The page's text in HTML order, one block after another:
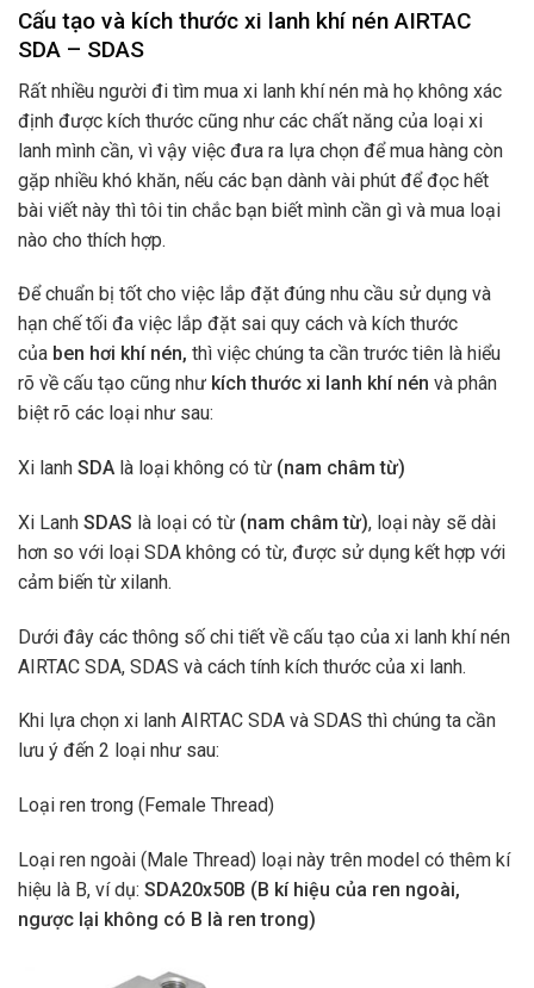
Cấu tạo và kích thước xi lanh khí nén AIRTAC
SDA – SDAS
Rất nhiều người đi tìm mua xi lanh khí nén mà họ không xác
định được kích thước cũng như các chất năng của loại xi
lanh mình cần, vì vậy việc đưa ra lựa chọn để mua hàng còn
gặp nhiều khó khăn, nếu các bạn dành vài phút để đọc hết
bài viết này thì tôi tin chắc bạn biết mình cần gì và mua loại
nào cho thích hợp.
Để chuẩn bị tốt cho việc lắp đặt đúng nhu cầu sử dụng và
hạn chế tối đa việc lắp đặt sai quy cách và kích thước
của ben hơi khí nén, thì việc chúng ta cần trước tiên là hiểu
rõ về cấu tạo cũng như kích thước xi lanh khí nén và phân
biệt rõ các loại như sau:
Xi lanh SDA là loại không có từ (nam châm từ)
Xi Lanh SDAS là loại có từ (nam châm từ), loại này sẽ dài
hơn so với loại SDA không có từ, được sử dụng kết hợp với
cảm biến từ xilanh.
Dưới đây các thông số chi tiết về cấu tạo của xi lanh khí nén
AIRTAC SDA, SDAS và cách tính kích thước của xi lanh.
Khi lựa chọn xi lanh AIRTAC SDA và SDAS thì chúng ta cần
lưu ý đến 2 loại như sau:
Loại ren trong (Female Thread)
Loại ren ngoài (Male Thread) loại này trên model có thêm kí
hiệu là B, ví dụ: SDA20x50B (B kí hiệu của ren ngoài,
ngược lại không có B là ren trong)